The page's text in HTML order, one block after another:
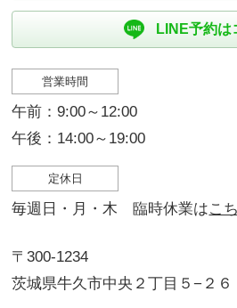
LINE予約は
営業時間
午前：9:00～12:00
午後：14:00～19:00
定休日
毎週日・月・木 臨時休業はこ
〒300-1234
茨城県牛久市中央２丁目５−２６